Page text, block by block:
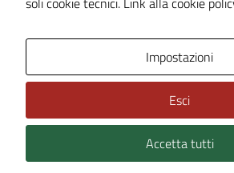
Technical Design s.r.l.
Impostazioni
Esci
Accetta tutti